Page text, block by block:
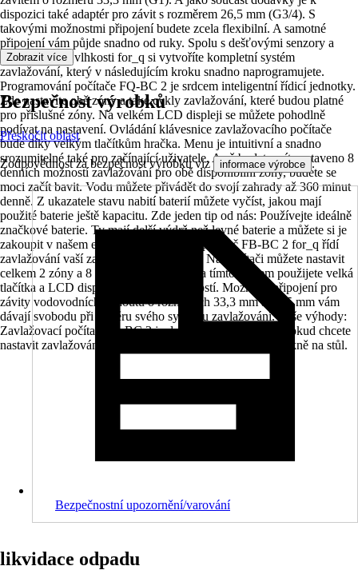
dispozici také adaptér pro závit s rozměrem 26,5 mm (G3/4). S
takovými možnostmi připojení budete zcela flexibilní. A samotné
připojení vám půjde snadno od ruky. Spolu s dešťovými senzory a
senzory půdní vlhkosti for_q si vytvoříte kompletní systém
zavlažování, který v následujícím kroku snadno naprogramujete.
Programování počítače FQ-BC 2 je srdcem inteligentní řídicí jednotky.
Zde nastavíte obě zóny a také cykly zavlažování, které budou platné
pro příslušné zóny. Na velkém LCD displeji se můžete pohodlně
podívat na nastavení. Ovládání klávesnice zavlažovacího počítače
bude díky velkým tlačítkům hračka. Menu je intuitivní a snadno
srozumitelné také pro začínající uživatele. A až budete mít nastaveno 8
denních možností zavlažování pro obě disponibilní zóny, budete se
moci začít bavit. Vodu můžete přivádět do svojí zahrady až 360 minut
denně. Z ukazatele stavu nabití baterií můžete vyčíst, jakou mají
použité baterie ještě kapacitu. Zde jeden tip od nás: Používejte ideálně
značkové baterie. Ty mají delší výdrž než levné baterie a můžete si je
zakoupit v našem e-shopu. Zavlažovací počítač FB-BC 2 for_q řídí
zavlažování vaší zahrady prakticky sám. Na počítači můžete nastavit
celkem 2 zóny a 8 cyklů zavlažování. Za tímto účelem použijete velká
tlačítka a LCD displej s dobrou viditelností. Možnosti připojení pro
závity vodovodních kohoutů o rozměrech 33,3 mm a 26,5 mm vám
dávají svobodu při výběru svého systému zavlažování. Vaše výhody:
Zavlažovací počítač FQ-BC 2 je dokonalým partnerem, pokud chcete
nastavit zavlažování pouze jednou a potom si dát nohy pěkně na stůl.
Zobrazit více
Bezpečnost výrobků
Přeskočit oblast
Zodpovědnost za bezpečnost výrobku viz informace výrobce .
Bezpečnostní upozornění/varování
likvidace odpadu